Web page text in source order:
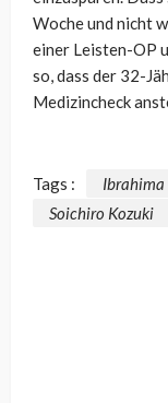
Woche und nicht
einer Leisten-OP
so, dass der 32-
Medizincheck
Tags : Ibrahima
Soichiro Kozuki